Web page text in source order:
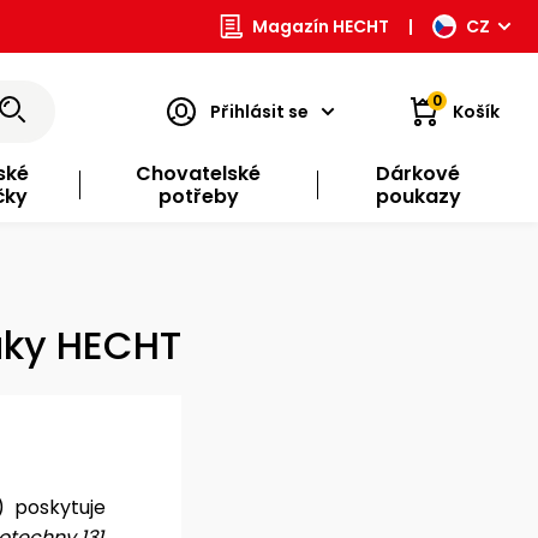
Magazín HECHT | CZ
Přihlásit se 0 Košík
Chovatelské
potřeby
Dárkové
poukazy
HECHT
poskytuje